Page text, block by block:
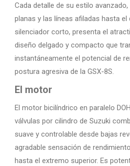
Cada detalle de su estilo
planas y las líneas afiladas hasta el
silenciador corto, presenta el
diseño delgado y compacto que
instantáneamente el potencial de
postura agresiva de la GSX-8S.
El motor
El motor bicilíndrico en paralelo
válvulas por cilindro de Suzuki
suave y controlable desde bajas
agradable sensación de
hasta el extremo superior. Es